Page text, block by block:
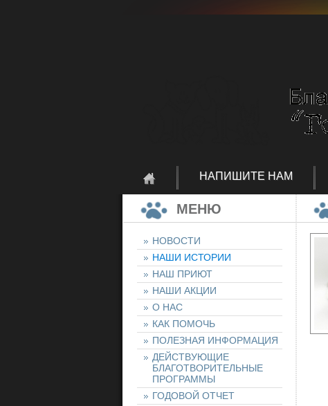
НАПИШИТЕ НАМ
МЕНЮ
НОВОСТИ
НАШИ ИСТОРИИ
НАШ ПРИЮТ
НАШИ АКЦИИ
О НАС
КАК ПОМОЧЬ
ПОЛЕЗНАЯ ИНФОРМАЦИЯ
ДЕЙСТВУЮЩИЕ
БЛАГОТВОРИТЕЛЬНЫЕ
ПРОГРАММЫ
ГОДОВОЙ ОТЧЕТ